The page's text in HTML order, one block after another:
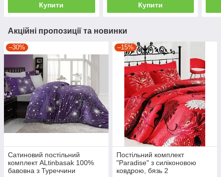
Купити Купити
Акційні пропозиції та новинки
–30%
Сатиновий постільний
комплект ALtinbasak 100%
бавовна з Туреччини
–15%
Постільний комплект
"Paradise" з силіконовою
ковдрою, бязь 2